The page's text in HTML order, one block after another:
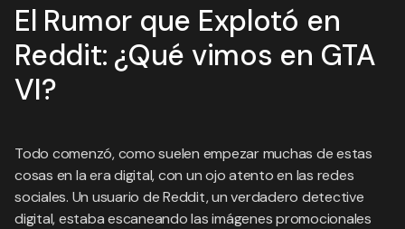
El Rumor que Explotó en
Reddit: ¿Qué vimos en GTA
VI?
Todo comenzó, como suelen empezar muchas de estas
cosas en la era digital, con un ojo atento en las redes
sociales. Un usuario de Reddit, un verdadero detective
digital, estaba escaneando las imágenes promocionales